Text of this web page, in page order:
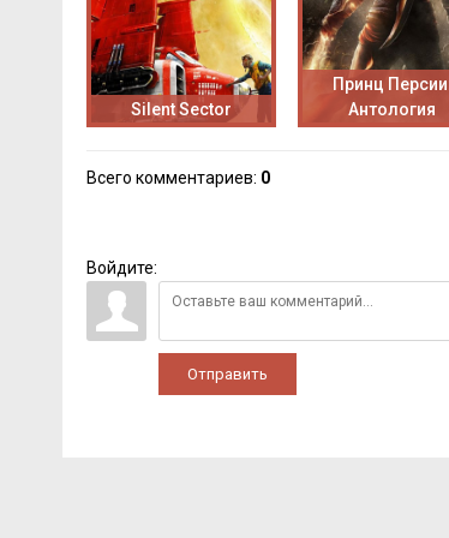
Silent Sector
Принц
Антология
Всего комментариев: 0
Войдите:
Отправить